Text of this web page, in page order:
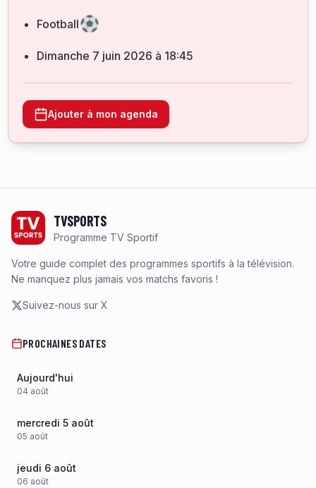
Football
dimanche 7 juin 2026 à 18:45
Ajouter à mon agenda
TVSPORTS
Programme TV Sportif
Votre guide complet des programmes sportifs à la télévision.
Ne manquez plus jamais vos matchs favoris !
Suivez-nous sur X
PROCHAINES DATES
Aujourd'hui
04 août
mercredi 5 août
05 août
jeudi 6 août
06 août